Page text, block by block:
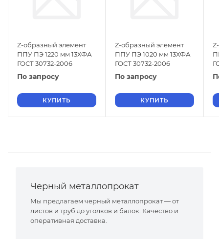
Z-образный элемент
ППУ ПЭ 1220 мм 13ХФА
ГОСТ 30732-2006
По запросу
КУПИТЬ
Z-образный элемент
ППУ ПЭ 1020 мм 13ХФА
ГОСТ 30732-2006
По запросу
КУПИТЬ
Черный металлопрокат
Мы предлагаем черный металлопрокат — от
листов и труб до уголков и балок. Качество и
оперативная доставка.